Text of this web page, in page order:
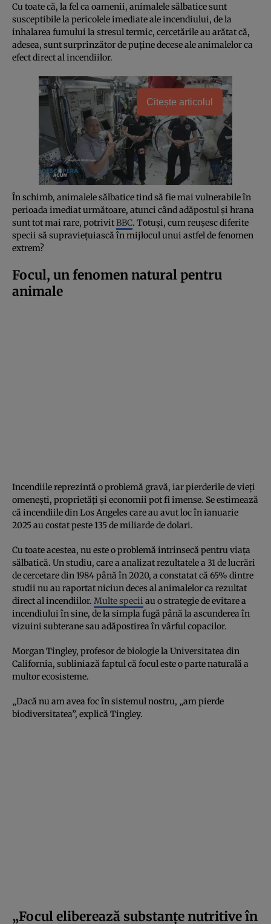
Cu toate că, la fel ca oamenii, animalele sălbatice sunt
susceptibile la pericolele imediate ale incendiului, de la
inhalarea fumului la stresul termic, cercetările au arătat că,
adesea, sunt surprinzător de puține decese ale animalelor ca
efect direct al incendiilor.
Citește articolul
În schimb, animalele sălbatice tind să fie mai vulnerabile în
perioada imediat următoare, atunci când adăpostul și hrana
sunt tot mai rare, potrivitBBC. Totuși, cum reușesc diferite
specii să supraviețuiască în mijlocul unui astfel de fenomen
extrem?
Focul, un fenomen natural pentru
animale
Incendiile reprezintă o problemă gravă, iar pierderile de vieți
omenești, proprietăți și economii pot fi imense. Se estimează
că incendiile din Los Angeles care au avut loc în ianuarie
2025 au costat peste 135 de miliarde de dolari.
Cu toate acestea, nu este o problemă intrinsecă pentru viața
sălbatică. Un studiu, care a analizat rezultatele a 31 de lucrări
de cercetare din 1984 până în 2020, a constatat că 65% dintre
studii nu au raportat niciun deces al animalelor ca rezultat
direct al incendiilor. Multe specii au o strategie de evitare a
incendiului în sine, de la simpla fugă până la ascunderea în
vizuini subterane sau adăpostirea în vârful copacilor.
Morgan Tingley, profesor de biologie la Universitatea din
California, subliniază faptul că focul este o parte naturală a
multor ecosisteme.
„Dacă nu am avea foc în sistemul nostru, „am pierde
biodiversitatea”, explică Tingley.
„Focul eliberează substanțe nutritive în